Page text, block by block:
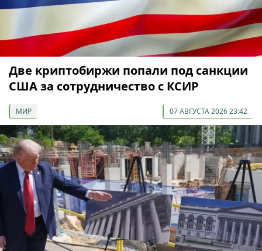
Две криптобиржи попали под санкции
США за сотрудничество с КСИР
МИР 07 АВГУСТА 2026 23:42